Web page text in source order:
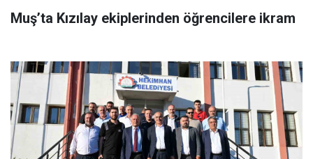
Muş’ta Kızılay ekiplerinden öğrencilere ikram